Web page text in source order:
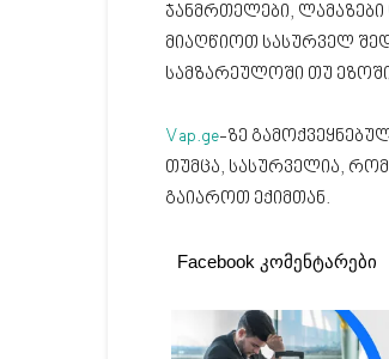
ჯანმრთელები,
მიაღწიოთ სასურველ
სამზარეულოში თუ
Vap.ge-ზე
თუმცა, სასურველია,
გაიაროთ ექიმთან.
Facebook კომენტარები